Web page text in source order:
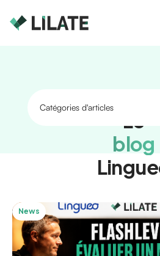
Le
blog
Catégories d'articles
News